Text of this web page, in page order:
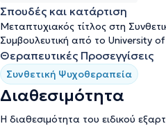
Σπουδές και κατάρτιση
Μεταπτυχιακός τίτλος στη
Συμβουλευτική από το University
Θεραπευτικές Προσεγγίσεις
Συνθετική Ψυχοθεραπεία
Διαθεσιμότητα
Η διαθεσιμότητα του ειδικού